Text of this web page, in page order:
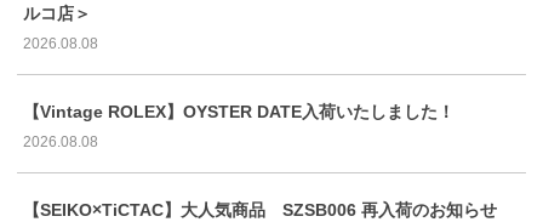
ルコ店＞
2026.08.08
【Vintage ROLEX】OYSTER DATE入荷いたしました！
2026.08.08
【SEIKO×TiCTAC】大人気商品 SZSB006 再入荷のお知らせ